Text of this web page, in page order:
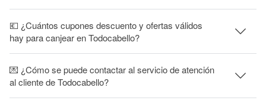
💶 ¿Cuántos cupones descuento y ofertas válidos
hay para canjear en Todocabello?
💌 ¿Cómo se puede contactar al servicio de atención
al cliente de Todocabello?